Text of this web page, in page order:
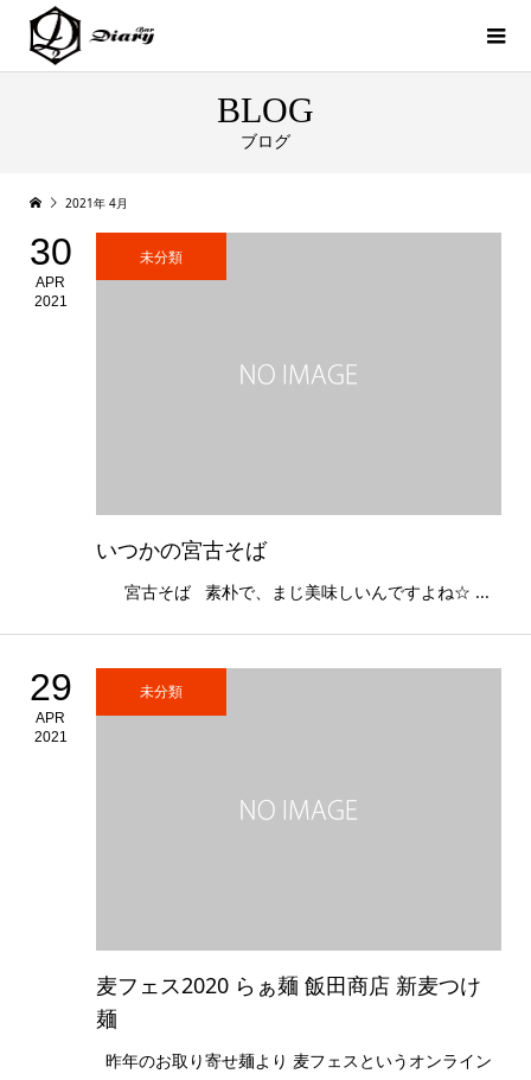
BLOG
ブログ
2021年 4月
30
APR
2021
未分類
いつかの宮古そば
宮古そば 素朴で、まじ美味しいんですよね☆ ...
29
APR
2021
未分類
麦フェス2020 らぁ麺 飯田商店 新麦つけ
麺
昨年のお取り寄せ麺より 麦フェスというオンライン